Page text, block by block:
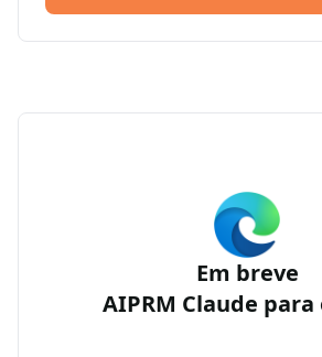
Em breve
AIPRM Claude para